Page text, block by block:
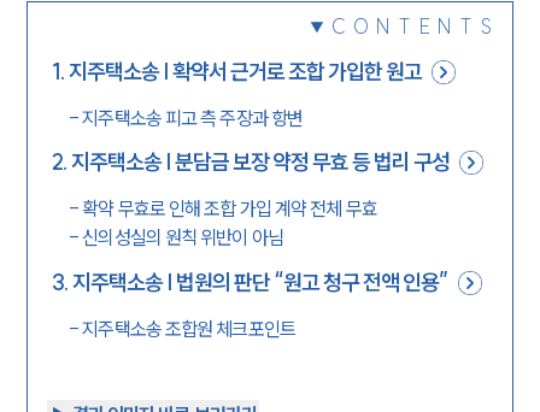
CONTENTS
1.지주택소송 | 확약서 근거로 조합 가입한 원고
-지주택소송 피고 측 주장과 항변
2.지주택소송 | 분담금 보장 약정 무효 등 법리 구성
- 확약 무효로 인해 조합 가입 계약 전체 무효
-신의성실의 원칙 위반이 아님
3.지주택소송 | 법원의 판단 “원고 청구 전액 인용”
-지주택소송 조합원 체크포인트